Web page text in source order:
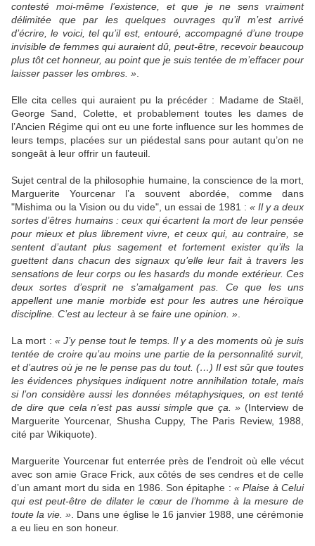
contesté moi-même l’existence, et que je ne sens vraiment
délimitée que par les quelques ouvrages qu’il m’est arrivé
d’écrire, le voici, tel qu’il est, entouré, accompagné d’une troupe
invisible de femmes qui auraient dû, peut-être, recevoir beaucoup
plus tôt cet honneur, au point que je suis tentée de m’effacer pour
laisser passer les ombres. »
Elle cita celles qui auraient pu la précéder : Madame de Staël,
George Sand, Colette, et probablement toutes les dames de
l’Ancien Régime qui ont eu une forte influence sur les hommes de
leurs temps, placées sur un piédestal sans pour autant qu’on ne
songeât à leur offrir un fauteuil.
Sujet central de la philosophie humaine, la conscience de la mort,
Marguerite Yourcenar l’a souvent abordée, comme dans
"Mishima ou la Vision ou du vide", un essai de 1981 : « Il y a deux
sortes d’êtres humains : ceux qui écartent la mort de leur pensée
pour mieux et plus librement vivre, et ceux qui, au contraire, se
sentent d’autant plus sagement et fortement exister qu’ils la
guettent dans chacun des signaux qu’elle leur fait à travers les
sensations de leur corps ou les hasards du monde extérieur. Ces
deux sortes d’esprit ne s’amalgament pas. Ce que les uns
appellent une manie morbide est pour les autres une héroïque
discipline. C’est au lecteur à se faire une opinion. »
La mort : « J’y pense tout le temps. Il y a des moments où je suis
tentée de croire qu’au moins une partie de la personnalité survit,
et d’autres où je ne le pense pas du tout. (…) Il est sûr que toutes
les évidences physiques indiquent notre annihilation totale, mais
si l’on considère aussi les données métaphysiques, on est tenté
de dire que cela n’est pas aussi simple que ça. » (Interview de
Marguerite Yourcenar, Shusha Cuppy, The Paris Review, 1988,
cité par Wikiquote).
Marguerite Yourcenar fut enterrée près de l’endroit où elle vécut
avec son amie Grace Frick, aux côtés de ses cendres et de celle
d’un amant mort du sida en 1986. Son épitaphe :« Plaise à Celui
qui est peut-être de dilater le cœur de l’homme à la mesure de
toute la vie. » . Dans une église le 16 janvier 1988, une cérémonie
a eu lieu en son honeur.